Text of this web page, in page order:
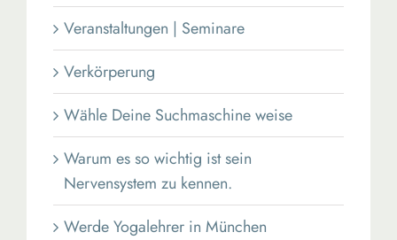
Veranstaltungen | Seminare
Verkörperung
Wähle Deine Suchmaschine weise
Warum es so wichtig ist sein
Nervensystem zu kennen.
Werde Yogalehrer in München